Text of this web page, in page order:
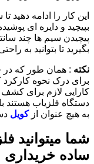
این کار را ادامه
بپیچید و دایره ای
پیچیدن سیم ها چند
بگیرید تا بتوانید به
نکته : همان طور که در
برای درک نحوه
کارایی لازم برای کشف
دستگاه فلزیاب
به هیچ عنوان ازکویل
شما میتوانید
ساده خریداری